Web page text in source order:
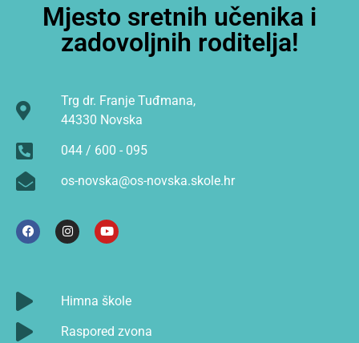
Mjesto sretnih učenika i
zadovoljnih roditelja!
Trg dr. Franje Tuđmana,
44330 Novska
044 / 600 - 095
os-novska@os-novska.skole.hr
Himna škole
Raspored zvona